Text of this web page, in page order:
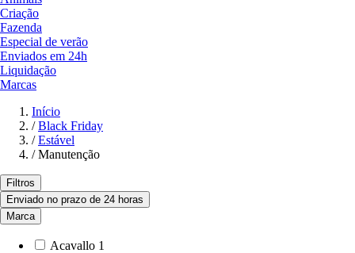
Criação
Fazenda
Especial de verão
Enviados em 24h
Liquidação
Marcas
Início
/ Black Friday
/ Estável
/ Manutenção
Filtros
Enviado no prazo de 24 horas
Marca
Acavallo 1